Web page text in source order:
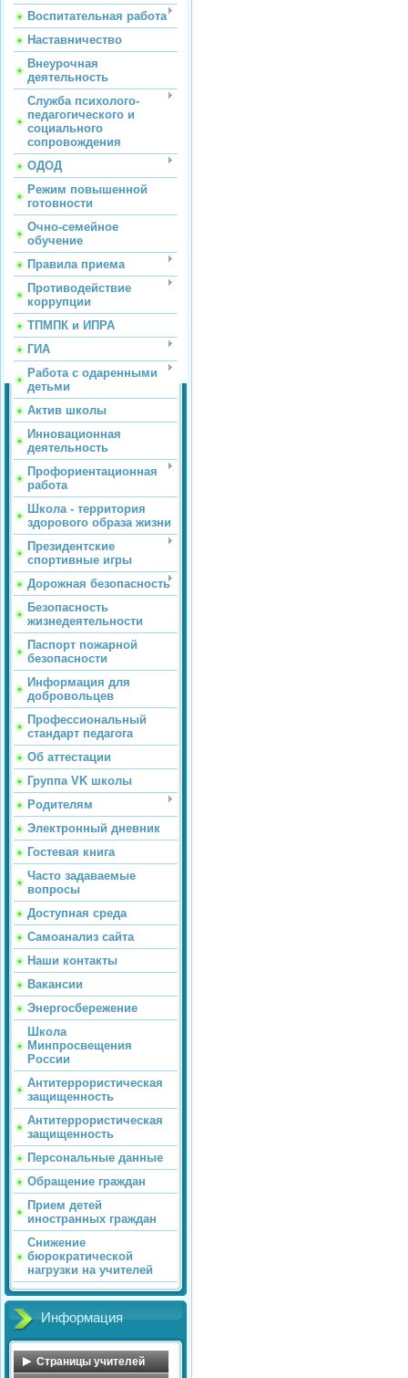
Воспитательная работа
Наставничество
Внеурочная
деятельность
Служба психолого-
педагогического и
социального
сопровождения
ОДОД
Режим повышенной
готовности
Очно-семейное
обучение
Правила приема
Противодействие
коррупции
ТПМПК и ИПРА
ГИА
Работа с одаренными
детьми
Актив школы
Инновационная
деятельность
Профориентационная
работа
Школа - территория
здорового образа жизни
Президентские
спортивные игры
Дорожная безопасность
Безопасность
жизнедеятельности
Паспорт пожарной
безопасности
Информация для
добровольцев
Профессиональный
стандарт педагога
Об аттестации
Группа VK школы
Родителям
Электронный дневник
Гостевая книга
Часто задаваемые
вопросы
Доступная среда
Самоанализ сайта
Наши контакты
Вакансии
Энергосбережение
Школа
Минпросвещения
России
Антитеррористическая
защищенность
Антитеррористическая
защищенность
Персональные данные
Обращение граждан
Прием детей
иностранных граждан
Снижение
бюрократической
нагрузки на учителей
Информация
Страницы учителей